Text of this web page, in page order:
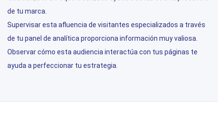
de tu marca.
Supervisar esta afluencia de visitantes especializados a través
de tu panel de analítica proporciona información muy valiosa.
Observar cómo esta audiencia interactúa con tus páginas te
ayuda a perfeccionar tu estrategia.